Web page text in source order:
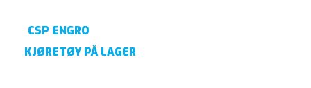
CSP ENGRO
KJØRETØY PÅ LAGER